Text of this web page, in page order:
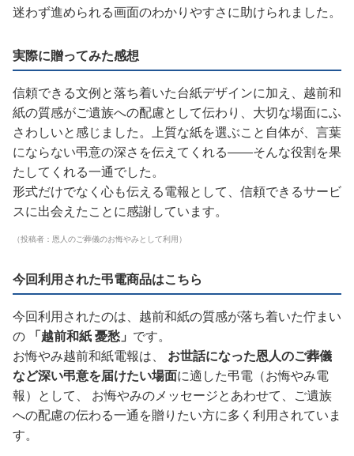
迷わず進められる画面のわかりやすさに助けられました。
実際に贈ってみた感想
信頼できる文例と落ち着いた台紙デザインに加え、越前和
紙の質感がご遺族への配慮として伝わり、大切な場面にふ
さわしいと感じました。上質な紙を選ぶこと自体が、言葉
にならない弔意の深さを伝えてくれる——そんな役割を果
たしてくれる一通でした。
形式だけでなく心も伝える電報として、信頼できるサービ
スに出会えたことに感謝しています。
（投稿者：恩人のご葬儀のお悔やみとして利用）
今回利用された弔電商品はこちら
今回利用されたのは、越前和紙の質感が落ち着いた佇まい
の
「越前和紙 憂愁」 です。
お悔やみ越前和紙電報は、 お世話になった恩人のご葬儀
など深い弔意を届けたい場面に適した弔電（お悔やみ電
報）として、 お悔やみのメッセージとあわせて、ご遺族
への配慮の伝わる一通を贈りたい方に多く利用されていま
す。